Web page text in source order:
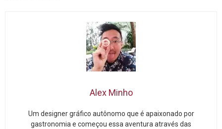
Alex Minho
Um designer gráfico autônomo que é apaixonado por
gastronomia e começou essa aventura através das